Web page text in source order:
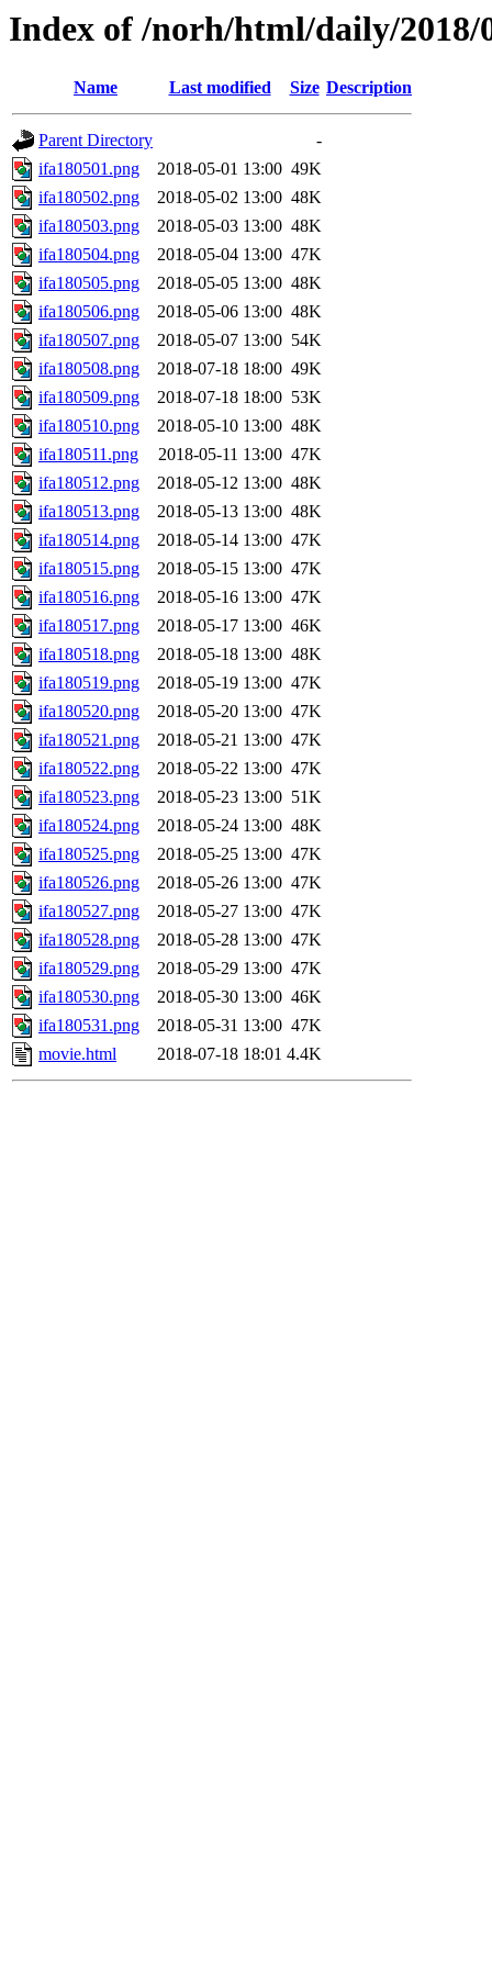
Index of /norh/html/daily/2018/
Name Last modified Size Description
Parent Directory
-
ifa180501.png
2018-05-01 13:00 49K
ifa180502.png
2018-05-02 13:00 48K
ifa180503.png
2018-05-03 13:00 48K
ifa180504.png
2018-05-04 13:00 47K
ifa180505.png
2018-05-05 13:00 48K
ifa180506.png
2018-05-06 13:00 48K
ifa180507.png
2018-05-07 13:00 54K
ifa180508.png
2018-07-18 18:00 49K
ifa180509.png
2018-07-18 18:00 53K
ifa180510.png
2018-05-10 13:00 48K
ifa180511.png
2018-05-11 13:00 47K
ifa180512.png
2018-05-12 13:00 48K
ifa180513.png
2018-05-13 13:00 48K
ifa180514.png
2018-05-14 13:00 47K
ifa180515.png
2018-05-15 13:00 47K
ifa180516.png
2018-05-16 13:00 47K
ifa180517.png
2018-05-17 13:00 46K
ifa180518.png
2018-05-18 13:00 48K
ifa180519.png
2018-05-19 13:00 47K
ifa180520.png
2018-05-20 13:00 47K
ifa180521.png
2018-05-21 13:00 47K
ifa180522.png
2018-05-22 13:00 47K
ifa180523.png
2018-05-23 13:00 51K
ifa180524.png
2018-05-24 13:00 48K
ifa180525.png
2018-05-25 13:00 47K
ifa180526.png
2018-05-26 13:00 47K
ifa180527.png
2018-05-27 13:00 47K
ifa180528.png
2018-05-28 13:00 47K
ifa180529.png
2018-05-29 13:00 47K
ifa180530.png
2018-05-30 13:00 46K
ifa180531.png
2018-05-31 13:00 47K
movie.html
2018-07-18 18:01 4.4K